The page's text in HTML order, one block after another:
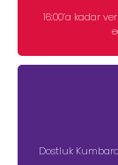
16:00’a kadar
Dostluk